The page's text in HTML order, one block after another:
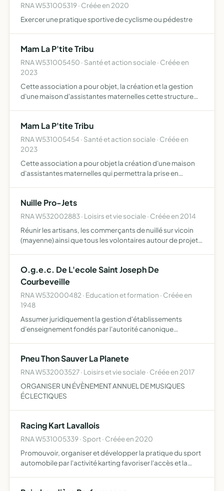
RNA W531005319 · Créée en 2020
Exercer une pratique sportive de cyclisme ou pédestre
Mam La P'tite Tribu
RNA W531005450 · Santé et action sociale · Créée en
2023
Cette association a pour objet, la création et la gestion
d'une maison d'assistantes maternelles cette structure
Mam La P'tite Tribu
RNA W531005454 · Santé et action sociale · Créée en
2023
Cette association a pour objet la création d'une maison
d'assistantes maternelles qui permettra la prise en
Nuille Pro-Jets
RNA W532002883 · Loisirs et vie sociale · Créée en 2014
Réunir les artisans, les commerçants de nuillé sur vicoin
(mayenne) ainsi que tous les volontaires autour de projets
O.g.e.c. De L'ecole Saint Joseph De
Courbeveille
RNA W532000482 · Education et formation · Créée en
1948
Assumer juridiquement la gestion d'établissements
d'enseignement fondés par l'autorité canonique
l'enseignement, la formatio…
Pneu Thon Sauver La Planete
RNA W532003527 · Loisirs et vie sociale · Créée en 2017
ORGANISER UN ÉVÈNEMENT ANNUEL DE MUSIQUES
ÉCLECTIQUES
Racing Kart Lavallois
RNA W531005339 · Sport · Créée en 2020
Promouvoir, organiser et développer la pratique du sport
automobile par l'activité karting favoriser l'accès et la